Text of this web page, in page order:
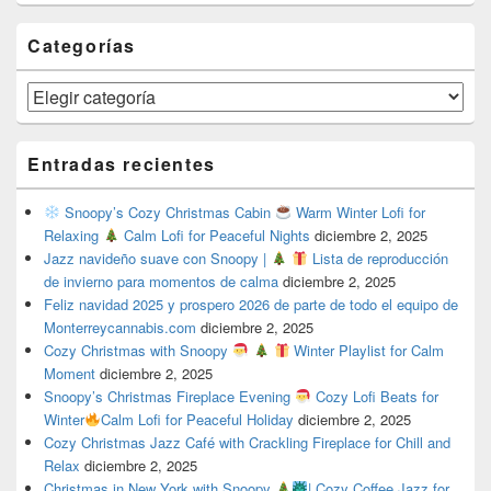
Categorías
Categorías
Entradas recientes
Snoopy’s Cozy Christmas Cabin
Warm Winter Lofi for
Relaxing
Calm Lofi for Peaceful Nights diciembre 2, 2025
Jazz navideño suave con Snoopy |
Lista de reproducción
de invierno para momentos de calma diciembre 2, 2025
Feliz navidad 2025 y prospero 2026 de parte de todo el equipo de
Monterreycannabis.com diciembre 2, 2025
Cozy Christmas with Snoopy
Winter Playlist for Calm
Moment diciembre 2, 2025
Snoopy’s Christmas Fireplace Evening
Cozy Lofi Beats for
Winter
Calm Lofi for Peaceful Holiday diciembre 2, 2025
Cozy Christmas Jazz Café with Crackling Fireplace for Chill and
Relax diciembre 2, 2025